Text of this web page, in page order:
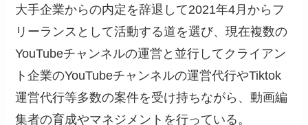
大手企業からの内定を辞退して2021年4月からフ
リーランスとして活動する道を選び、現在複数の
YouTubeチャンネルの運営と並行してクライアン
ト企業のYouTubeチャンネルの運営代行やTiktok
運営代行等多数の案件を受け持ちながら、動画編
集者の育成やマネジメントを行っている。